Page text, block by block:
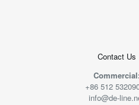
Contact Us
Commercial:
+86 512
info@de-